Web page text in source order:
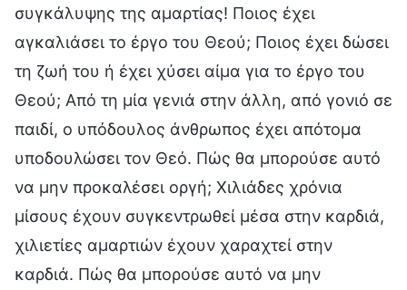
συγκάλυψης της αμαρτίας! Ποιος έχει
αγκαλιάσει το έργο του Θεού; Ποιος έχει δώσει
τη ζωή του ή έχει χύσει αίμα για το έργο του
Θεού; Από τη μία γενιά στην άλλη, από γονιό σε
παιδί, ο υπόδουλος άνθρωπος έχει απότομα
υποδουλώσει τον Θεό. Πώς θα μπορούσε αυτό
να μην προκαλέσει οργή; Χιλιάδες χρόνια
μίσους έχουν συγκεντρωθεί μέσα στην καρδιά,
χιλιετίες αμαρτιών έχουν χαραχτεί στην
καρδιά. Πώς θα μπορούσε αυτό να μην